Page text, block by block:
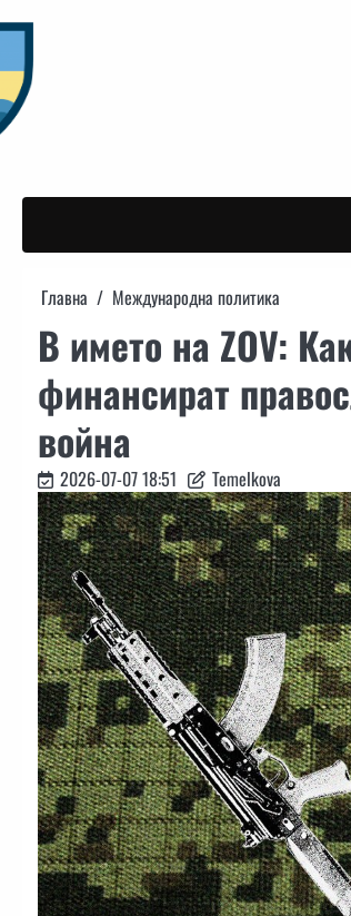
to
content
Главна Международна политика
В името на ZOV:
финансират
война
2026-07-07 18:51 Temelkova